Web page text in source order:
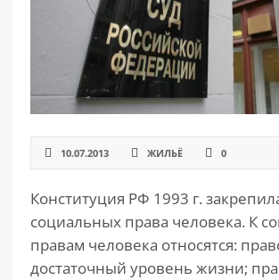
10.07.2013 ЖИЛЬЁ 0
Конституция РФ 1993 г.
социальных права человека. К
правам человека относятся:
достаточный уровень жизни;